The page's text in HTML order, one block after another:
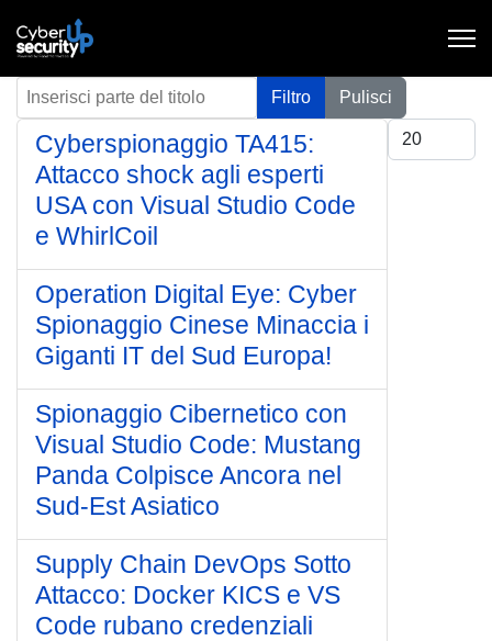
Inserisci parte del titolo Filtro
Pulisci
Visualizza #
Cyberspionaggio TA415:
Attacco shock agli esperti
USA con Visual Studio Code
e WhirlCoil
Operation Digital Eye: Cyber
Spionaggio Cinese Minaccia i
Giganti IT del Sud Europa!
Spionaggio Cibernetico con
Visual Studio Code: Mustang
Panda Colpisce Ancora nel
Sud-Est Asiatico
Supply Chain DevOps Sotto
Attacco: Docker KICS e VS
Code rubano credenziali